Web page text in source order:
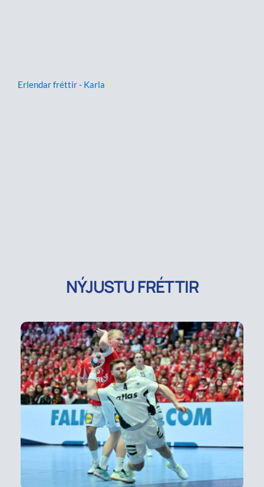
Erlendar fréttir - Karla
NÝJUSTU FRÉTTIR